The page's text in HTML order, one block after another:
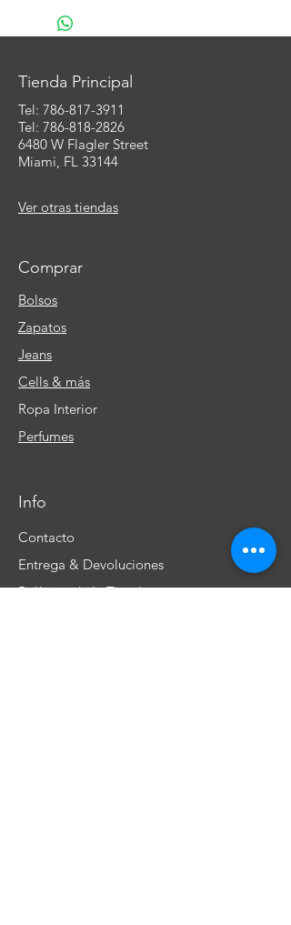
Tienda Principal
Tel: 786-817-3911
Tel: 786-818-2826
6480 W Flagler Street
Miami, FL 33144
Ver otras tiendas
Comprar
Bolsos
Zapatos
Jeans
Cells & más
Ropa Interior
Perfumes
Info
Contacto
Entrega & Devoluciones
Políticas de la Tienda